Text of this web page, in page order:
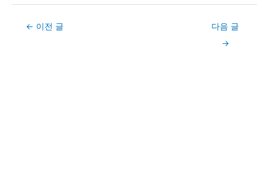
Post← 이전 글
다음 글
→